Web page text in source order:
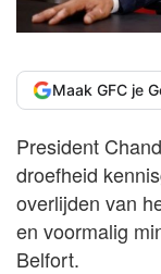
Maak GFC je
President
droefheid
overlijden van
en voormalig
Belfort.